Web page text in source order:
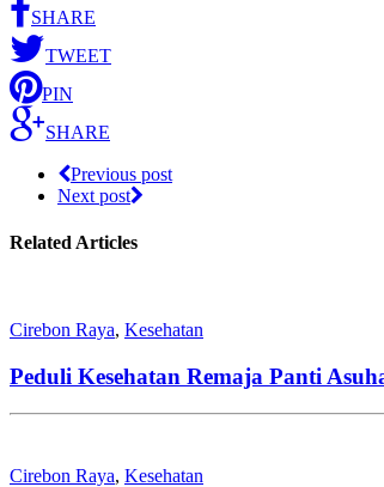
SHARE
TWEET
PIN
SHARE
Previous post
Next post
Related Articles
Cirebon Raya, Kesehatan
Peduli Kesehatan Remaja Panti
Cirebon Raya, Kesehatan